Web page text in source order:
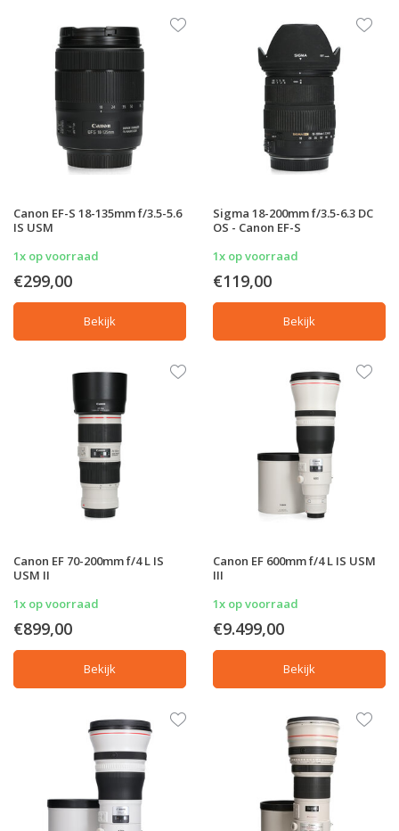
Canon EF-S 18-135mm f/3.5-5.6
IS USM
1x op voorraad
€299,00
Bekijk
Sigma 18-200mm f/3.5-6.3 DC
OS - Canon EF-S
1x op voorraad
€119,00
Bekijk
Canon EF 70-200mm f/4 L IS
USM II
1x op voorraad
€899,00
Bekijk
Canon EF 600mm f/4 L IS USM
III
1x op voorraad
€9.499,00
Bekijk